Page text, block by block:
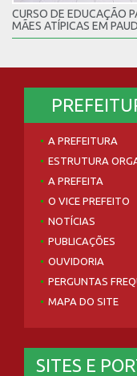
CURSO DE EDUCAÇÃO
MÃES ATÍPICAS EM
A PREFEITURA
ESTRUTURA
A PREFEITA
O VICE PREFEITO
NOTÍCIAS
PUBLICAÇÕES
OUVIDORIA
PERGUNTAS
MAPA DO SITE
SITES E